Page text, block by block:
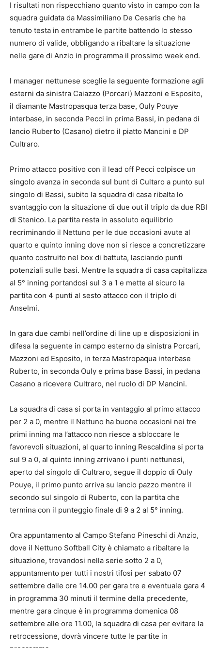
I risultati non rispecchiano quanto visto in campo con la
squadra guidata da Massimiliano De Cesaris che ha
tenuto testa in entrambe le partite battendo lo stesso
numero di valide, obbligando a ribaltare la situazione
nelle gare di Anzio in programma il prossimo week end.
l manager nettunese sceglie la seguente formazione agli
esterni da sinistra Caiazzo (Porcari) Mazzoni e Esposito,
il diamante Mastropasqua terza base, Ouly Pouye
interbase, in seconda Pecci in prima Bassi, in pedana di
lancio Ruberto (Casano) dietro il piatto Mancini e DP
Cultraro.
Primo attacco positivo con il lead off Pecci colpisce un
singolo avanza in seconda sul bunt di Cultaro a punto sul
singolo di Bassi, subito la squadra di casa ribalta lo
svantaggio con la situazione di due out il triplo da due RBI
di Stenico. La partita resta in assoluto equilibrio
recriminando il Nettuno per le due occasioni avute al
quarto e quinto inning dove non si riesce a concretizzare
quanto costruito nel box di battuta, lasciando punti
potenziali sulle basi. Mentre la squadra di casa capitalizza
al 5° inning portandosi sul 3 a 1 e mette al sicuro la
partita con 4 punti al sesto attacco con il triplo di
Anselmi.
In gara due cambi nell’ordine di line up e disposizioni in
difesa la seguente in campo esterno da sinistra Porcari,
Mazzoni ed Esposito, in terza Mastropaqua interbase
Ruberto, in seconda Ouly e prima base Bassi, in pedana
Casano a ricevere Cultraro, nel ruolo di DP Mancini.
La squadra di casa si porta in vantaggio al primo attacco
per 2 a 0, mentre il Nettuno ha buone occasioni nei tre
primi inning ma l’attacco non riesce a sbloccare le
favorevoli situazioni, al quarto inning Rescaldina si porta
sul 9 a 0, al quinto inning arrivano i punti nettunesi,
aperto dal singolo di Cultraro, segue il doppio di Ouly
Pouye, il primo punto arriva su lancio pazzo mentre il
secondo sul singolo di Ruberto, con la partita che
termina con il punteggio finale di 9 a 2 al 5° inning.
Ora appuntamento al Campo Stefano Pineschi di Anzio,
dove il Nettuno Softball City è chiamato a ribaltare la
situazione, trovandosi nella serie sotto 2 a 0,
appuntamento per tutti i nostri tifosi per sabato 07
settembre dalle ore 14.00 per gara tre e eventuale gara 4
in programma 30 minuti il termine della precedente,
mentre gara cinque è in programma domenica 08
settembre alle ore 11.00, la squadra di casa per evitare la
retrocessione, dovrà vincere tutte le partite in